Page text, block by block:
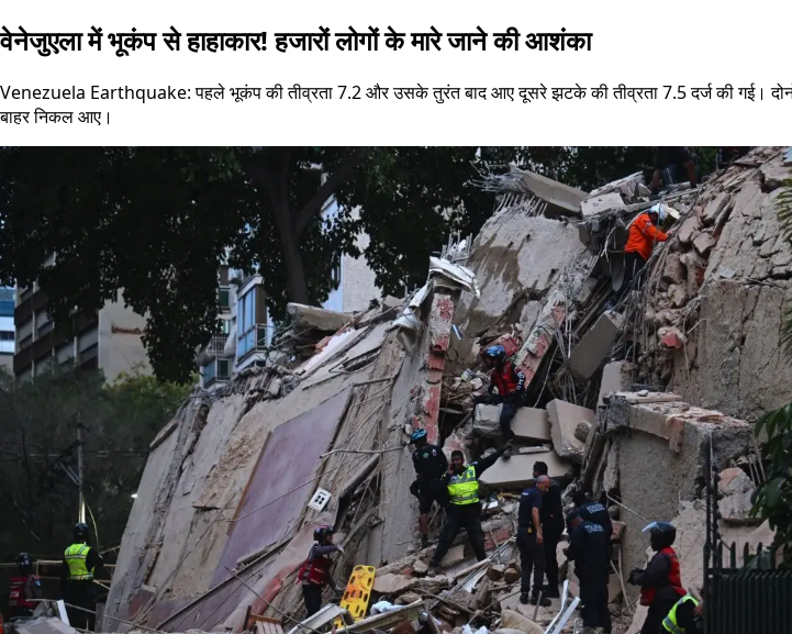
वेनेजुएला में भूकंप से हाहाकार! हजारों लोगों के मारे जाने की आशंका
Venezuela Earthquake: पहले भूकंप की तीव्रता 7.2 और उसके तुरंत बाद आए दूसरे झटके की तीव्रता 7.5 दर्ज की गई।
बाहर निकल आए।